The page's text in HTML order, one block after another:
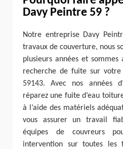
Davy Peintre 59 ?
Notre entreprise Davy
travaux de couverture, nous
plusieurs années et
recherche de fuite sur
59143. Avec nos années
réparez une fuite d’eau
à l’aide des matériels
vous assurer un travail
équipes de couvreurs
intervention sur toutes les